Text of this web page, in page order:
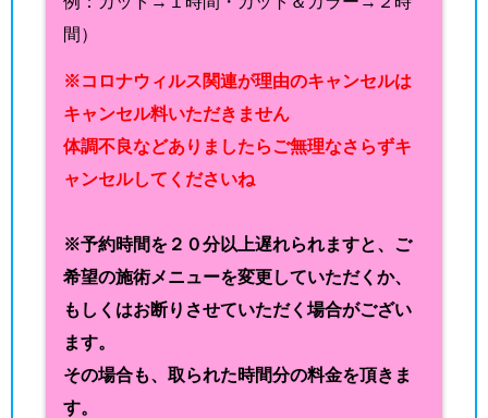
間）
※コロナウィルス関連が理由のキャンセルは
キャンセル料いただきません
体調不良などありましたらご無理なさらずキ
ャンセルしてくださいね
※予約時間を２０分以上遅れられますと、ご
希望の施術メニューを変更していただくか、
もしくはお断りさせていただく場合がござい
ます。
その場合も、取られた時間分の料金を頂きま
す。